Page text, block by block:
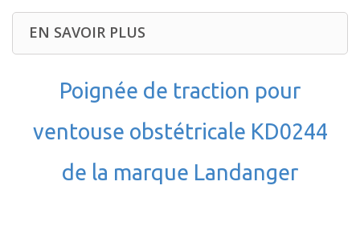
EN SAVOIR PLUS
Poignée de traction pour
ventouse obstétricale KD0244
de la marque Landanger